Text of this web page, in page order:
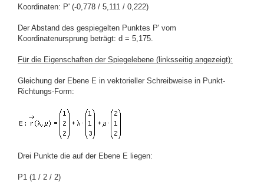
Koordinaten: P' (-0,778 / 5,111 / 0,222)
Der Abstand des gespiegelten Punktes P' vom
Koordinatenursprung beträgt: d = 5,175.
Für die Eigenschaften der Spiegelebene (linksseitig angezeigt):
Gleichung der Ebene E in vektorieller Schreibweise in Punkt-
Richtungs-Form:
Drei Punkte die auf der Ebene E liegen:
P1 (1 / 2 / 2)